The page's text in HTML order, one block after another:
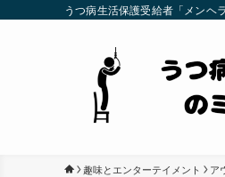
うつ病生活保護受給者「メンヘ
趣味とエンターテイメント ア